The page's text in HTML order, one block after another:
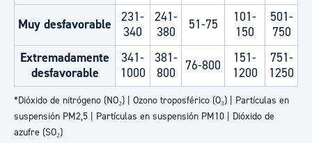
Muy desfavorable
231-
340
241-
380
51-75
101-
150
501-
750
Extremadamente
desfavorable
341-
1000
381-
800
76-800
151-
1200
751-
1250
*Dióxido de nitrógeno (NO₂) | Ozono troposférico (O₃) | Partículas en
suspensión PM2,5 | Partículas en suspensión PM10 | Dióxido de
azufre (SO₂)